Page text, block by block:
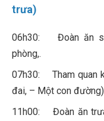
trưa)
06h30: Đoàn ăn
phòng,.
07h30: Tham quan
đai, – Một con
11h00: Đoàn ăn